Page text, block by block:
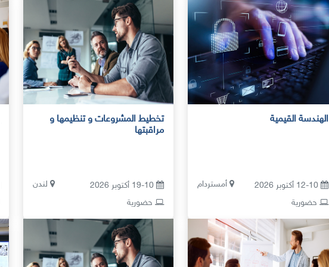
الهندسة القيمية
أمستردام
حضورية
تخطيط المشروعات و تنظيمها و
مراقبتها
19-10 أكتوبر 2026
لندن
حضورية